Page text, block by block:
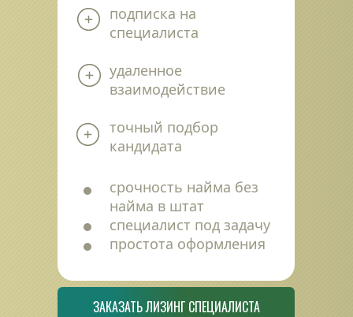
подписка на
специалиста
удаленное
взаимодействие
точный подбор
кандидата
срочность найма без
найма в штат
специалист под задачу
простота оформления
ЗАКАЗАТЬ ЛИЗИНГ СПЕЦИАЛИСТА